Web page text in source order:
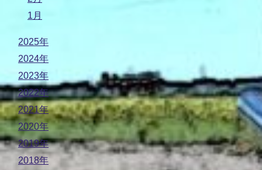
1月
2025年
2024年
2023年
2022年
2021年
2020年
2019年
2018年